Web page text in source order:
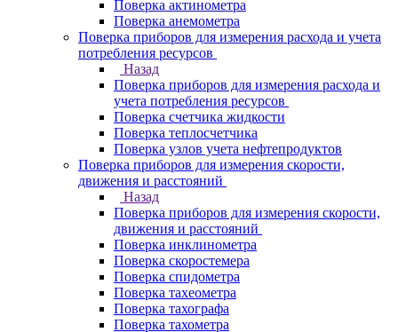
Поверка актинометра
Поверка анемометра
Поверка приборов для измерения расхода и учета
потребления ресурсов
Назад
Поверка приборов для измерения расхода и
учета потребления ресурсов
Поверка счетчика жидкости
Поверка теплосчетчика
Поверка узлов учета нефтепродуктов
Поверка приборов для измерения скорости,
движения и расстояний
Назад
Поверка приборов для измерения скорости,
движения и расстояний
Поверка инклинометра
Поверка скоростемера
Поверка спидометра
Поверка тахеометра
Поверка тахографа
Поверка тахометра